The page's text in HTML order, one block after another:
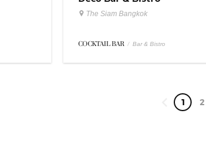
The Siam Bangkok
COCKTAIL BAR / Bar & Bistro
1 2